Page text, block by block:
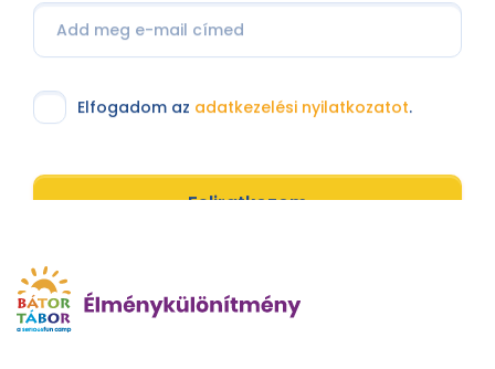
Elfogadom az adatkezelési nyilatkozatot.
Feliratkozom